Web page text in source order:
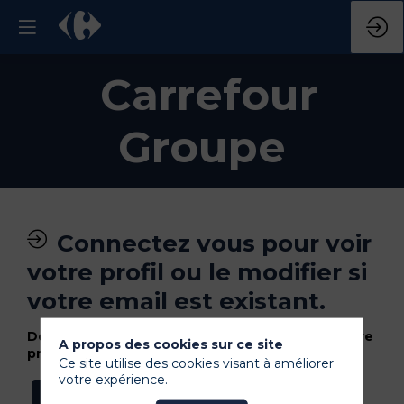
Carrefour
Groupe
Connectez vous pour voir
votre profil ou le modifier si
votre email est existant.
Déconnectez vous si vous voulez utiliser un autre
profil (email).
A propos des cookies sur ce site
Ce site utilise des cookies visant à améliorer
votre expérience.